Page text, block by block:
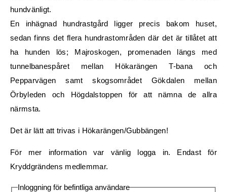
hundvänligt.
En inhägnad hundrastgård ligger precis bakom huset,
sedan finns det flera hundrastområden där det är tillåtet att
ha hunden lös; Majroskogen, promenaden längs med
tunnelbanespåret mellan Hökarängen T-bana och
Pepparvägen samt skogsområdet Gökdalen mellan
Örbyleden och Högdalstoppen för att nämna de allra
närmsta.
Det är lätt att trivas i Hökarängen/Gubbängen!
För mer information var vänlig logga in. Endast för
Kryddgrändens medlemmar.
Inloggning för befintliga användare